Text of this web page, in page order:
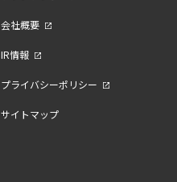
会社概要
IR情報
プライバシーポリシー
サイトマップ